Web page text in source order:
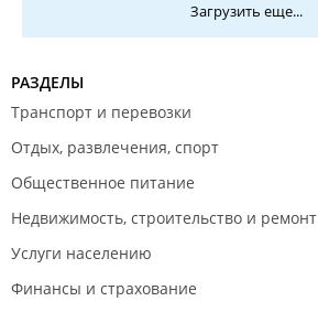
Загрузить еще...
РАЗДЕЛЫ
Транспорт и перевозки
Отдых, развлечения, спорт
Общественное питание
Недвижимость, строительство и ремонт
Услуги населению
Финансы и страхование